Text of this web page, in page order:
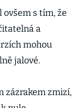
ovšem s tím, že
a
mohou
jalové.
zázrakem zmizí,